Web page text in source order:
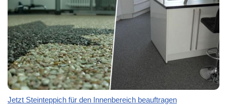
Jetzt Steinteppich für den Innenbereich beauftragen